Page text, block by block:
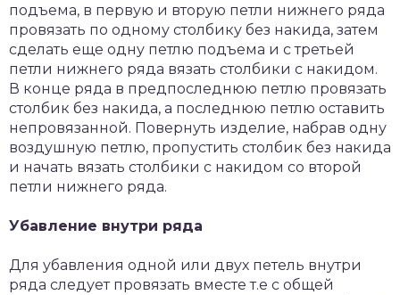
подъема, в первую и вторую петли нижнего ряда
провязать по одному столбику без накида, затем
сделать еще одну петлю подъема и с третьей
петли нижнего ряда вязать столбики с накидом.
В конце ряда в предпоследнюю петлю провязать
столбик без накида, а последнюю петлю оставить
непровязанной. Повернуть изделие, набрав одну
воздушную петлю, пропустить столбик без накида
и начать вязать столбики с накидом со второй
петли нижнего ряда.
Убавление внутри ряда
Для убавления одной или двух петель внутри
ряда следует провязать вместе т.е с общей